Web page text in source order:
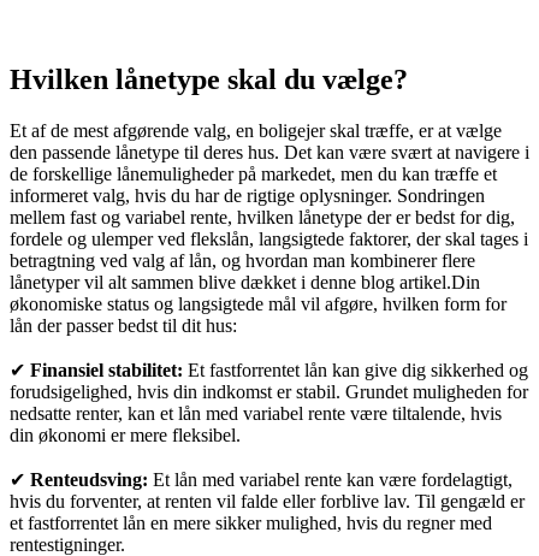
Hvilken lånetype skal du vælge?
Et af de mest afgørende valg, en boligejer skal træffe, er at vælge
den passende lånetype til deres hus. Det kan være svært at navigere i
de forskellige lånemuligheder på markedet, men du kan træffe et
informeret valg, hvis du har de rigtige oplysninger. Sondringen
mellem fast og variabel rente, hvilken lånetype der er bedst for dig,
fordele og ulemper ved flekslån, langsigtede faktorer, der skal tages i
betragtning ved valg af lån, og hvordan man kombinerer flere
lånetyper vil alt sammen blive dækket i denne blog artikel.Din
økonomiske status og langsigtede mål vil afgøre, hvilken form for
lån der passer bedst til dit hus:
✔ Finansiel stabilitet: Et fastforrentet lån kan give dig sikkerhed og
forudsigelighed, hvis din indkomst er stabil. Grundet muligheden for
nedsatte renter, kan et lån med variabel rente være tiltalende, hvis
din økonomi er mere fleksibel.
✔ Renteudsving: Et lån med variabel rente kan være fordelagtigt,
hvis du forventer, at renten vil falde eller forblive lav. Til gengæld er
et fastforrentet lån en mere sikker mulighed, hvis du regner med
rentestigninger.